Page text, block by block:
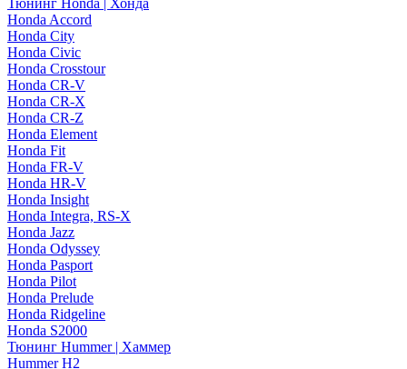
Тюнинг Honda | Хонда
Honda Accord
Honda City
Honda Civic
Honda Crosstour
Honda CR-V
Honda CR-X
Honda CR-Z
Honda Element
Honda Fit
Honda FR-V
Honda HR-V
Honda Insight
Honda Integra, RS-X
Honda Jazz
Honda Odyssey
Honda Pasport
Honda Pilot
Honda Prelude
Honda Ridgeline
Honda S2000
Тюнинг Hummer | Хаммер
Hummer H2